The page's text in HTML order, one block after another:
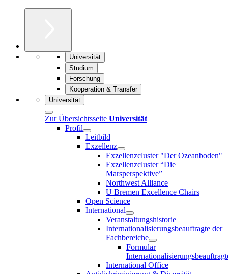
Universität
Studium
Forschung
Kooperation & Transfer
Universität
Zur Übersichtsseite Universität
Profil
Leitbild
Exzellenz
Exzellenzcluster "Der Ozeanboden"
Exzellenzcluster “Die
Marsperspektive”
Northwest Alliance
U Bremen Excellence Chairs
Open Science
International
Veranstaltungshistorie
Internationalisierungsbeauftragte der
Fachbereiche
Formular
International Office